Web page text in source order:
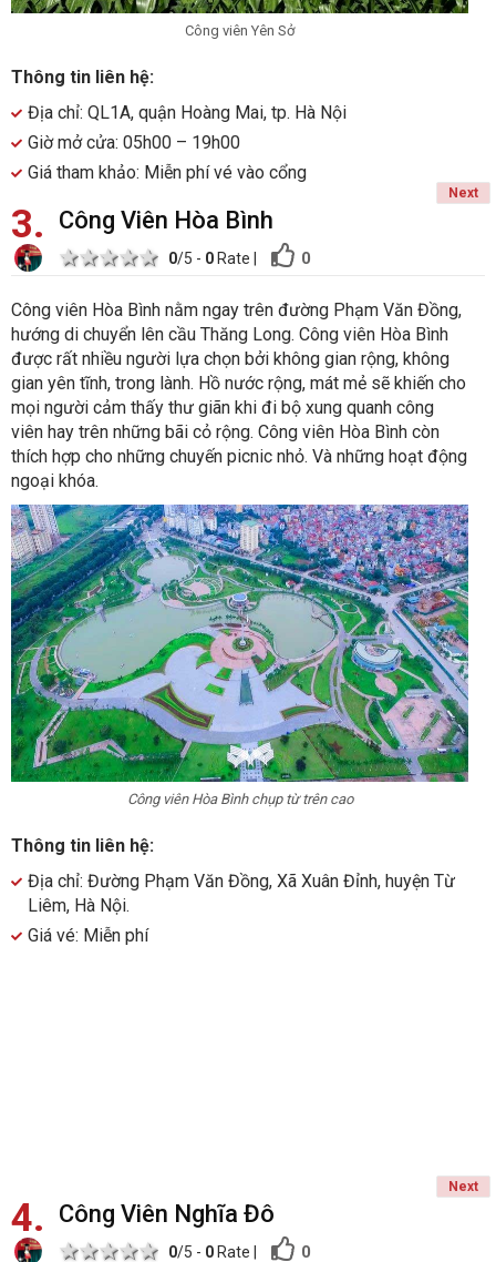
Công viên Yên Sở
Thông tin liên hệ:
Địa chỉ: QL1A, quận Hoàng Mai, tp. Hà Nội
Giờ mở cửa: 05h00 – 19h00
Giá tham khảo: Miễn phí vé vào cổng
Next
3 Công Viên Hòa Bình
5 stars
4 stars
3 stars
2 stars
1 star 0/5 - 0Rate 0
Công viên Hòa Bình nằm ngay trên đường Phạm Văn Đồng,
hướng di chuyển lên cầu Thăng Long. Công viên Hòa Bình
được rất nhiều người lựa chọn bởi không gian rộng, không
gian yên tĩnh, trong lành. Hồ nước rộng, mát mẻ sẽ khiến cho
mọi người cảm thấy thư giãn khi đi bộ xung quanh công
viên hay trên những bãi cỏ rộng. Công viên Hòa Bình còn
thích hợp cho những chuyến picnic nhỏ. Và những hoạt động
ngoại khóa.
Công viên Hòa Bình chụp từ trên cao
Thông tin liên hệ:
Địa chỉ: Đường Phạm Văn Đồng, Xã Xuân Đỉnh, huyện Từ
Liêm, Hà Nội.
Giá vé: Miễn phí
Next
4 Công Viên Nghĩa Đô
5 stars
4 stars
3 stars
2 stars
1 star 0/5 - 0Rate 0